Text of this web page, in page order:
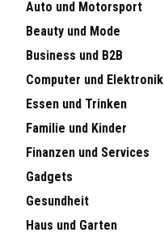
Auto und Motorsport
Beauty und Mode
Business und B2B
Computer und Elektronik
Essen und Trinken
Familie und Kinder
Finanzen und Services
Gadgets
Gesundheit
Haus und Garten